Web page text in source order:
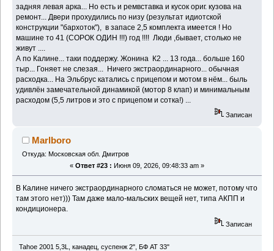
задняя левая арка... Но есть и ремвставка и кусок ориг. кузова на
ремонт... Двери прохудились по низу (результат идиотской
конструкции "бархоток"), в запасе 2,5 комплекта имеется ! Но
машине то 41 (СОРОК ОДИН !!!) год !!!! Люди ,бывает, столько не
живут ....
А по Калине... таки поддержу. Жонина К2 ... 13 года... больше 160
тыр... Гоняет не слезая... Ничего экстраординарного... обычная
расходка... На Эльбрус катались с прицепом и мотом в нём... быль
удивлён замечательной динамикой (мотор 8 клап) и минимальным
расходом (5,5 литров и это с прицепом и сотка!) ...
Записан
Marlboro
Откуда: Московская обл. Дмитров
« Ответ #23 : Июня 09, 2026, 09:48:33 am »
В Калине ничего экстраординарного сломаться не может, потому что
там этого нет))) Там даже мало-мальских вещей нет, типа АКПП и
кондиционера.
Записан
Tahoe 2001 5,3L, канадец, суспенж 2", БФ АТ 33"